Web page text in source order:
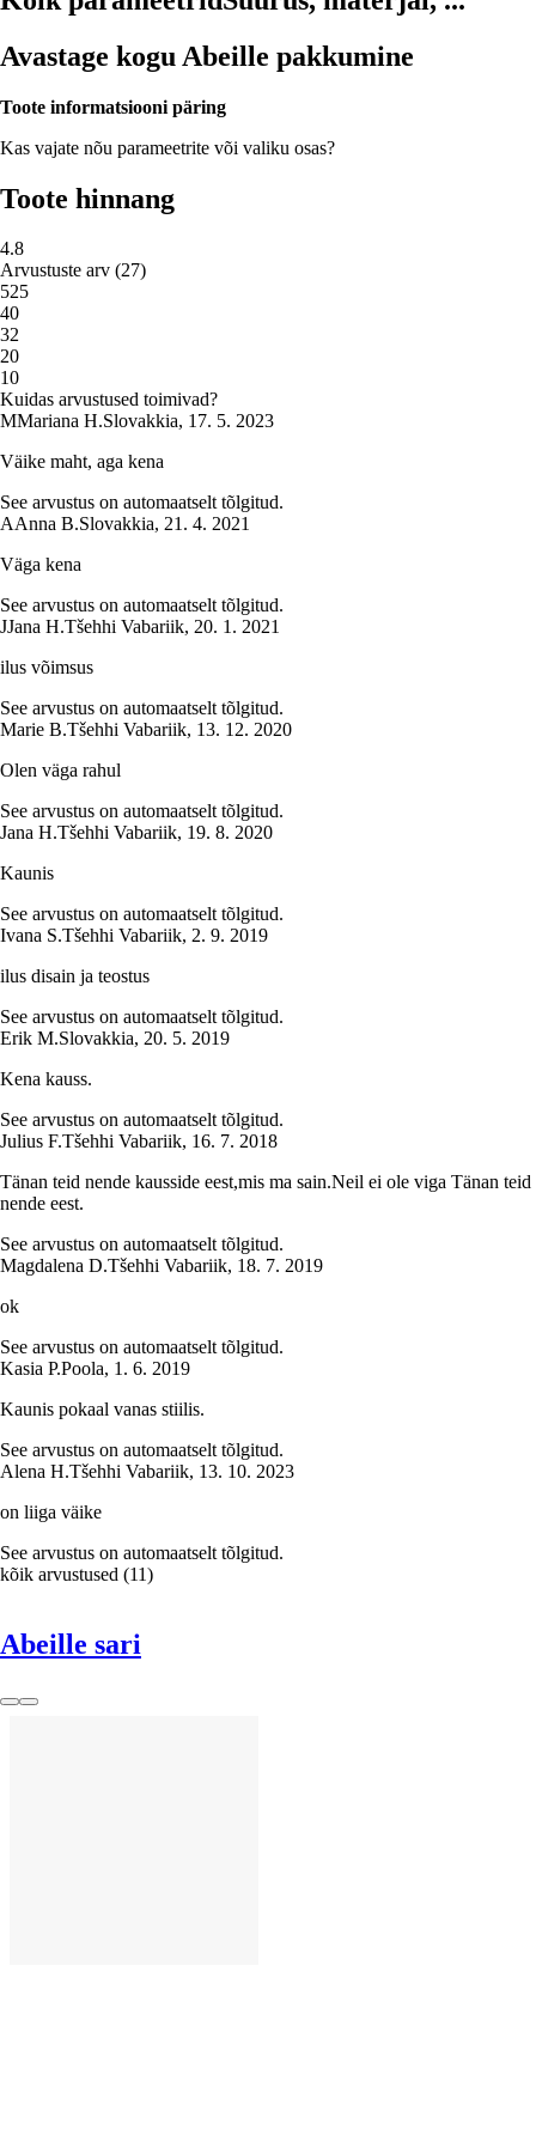
Avastage kogu Abeille pakkumine
Toote informatsiooni päring
Kas vajate nõu parameetrite või valiku osas?
Toote hinnang
4.8
Arvustuste arv (27)
525
40
32
20
10
Kuidas arvustused toimivad?
MMariana H.Slovakkia, 17. 5. 2023
Väike maht, aga kena
See arvustus on automaatselt tõlgitud.
AAnna B.Slovakkia, 21. 4. 2021
Väga kena
See arvustus on automaatselt tõlgitud.
JJana H.Tšehhi Vabariik, 20. 1. 2021
ilus võimsus
See arvustus on automaatselt tõlgitud.
Marie B.Tšehhi Vabariik, 13. 12. 2020
Olen väga rahul
See arvustus on automaatselt tõlgitud.
Jana H.Tšehhi Vabariik, 19. 8. 2020
Kaunis
See arvustus on automaatselt tõlgitud.
Ivana S.Tšehhi Vabariik, 2. 9. 2019
ilus disain ja teostus
See arvustus on automaatselt tõlgitud.
Erik M.Slovakkia, 20. 5. 2019
Kena kauss.
See arvustus on automaatselt tõlgitud.
Julius F.Tšehhi Vabariik, 16. 7. 2018
Tänan teid nende kausside eest,mis ma sain.Neil ei ole viga Tänan teid
nende eest.
See arvustus on automaatselt tõlgitud.
Magdalena D.Tšehhi Vabariik, 18. 7. 2019
ok
See arvustus on automaatselt tõlgitud.
Kasia P.Poola, 1. 6. 2019
Kaunis pokaal vanas stiilis.
See arvustus on automaatselt tõlgitud.
Alena H.Tšehhi Vabariik, 13. 10. 2023
on liiga väike
See arvustus on automaatselt tõlgitud.
kõik arvustused (11)
Abeille sari